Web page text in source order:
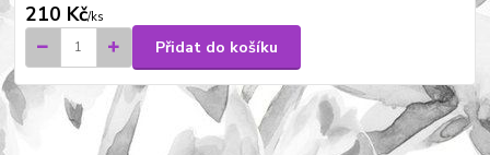
210 Kč/ks
Přidat do košíku